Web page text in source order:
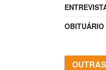
OBITUÁRIO